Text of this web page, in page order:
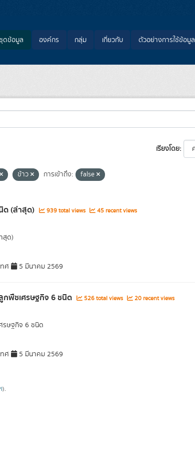
ชุดข้อมูล องค์กร กลุ่ม เกี่ยวกับ ตัวอย่างการใช้ข้อมูล
เรียงโดย
ข้าว การเข้าถึง: false
ด (ล่าสุด) 939 total views 45 recent views
สุด)
ศ 5 มีนาคม 2569
กพืชเศรษฐกิจ 6 ชนิด 526 total views 20 recent views
รษฐกิจ 6 ชนิด
ศ 5 มีนาคม 2569
).